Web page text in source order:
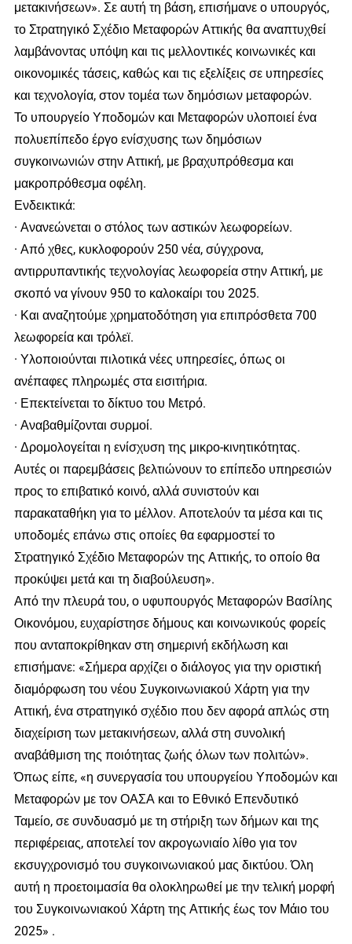
μετακινήσεων». Σε αυτή τη βάση, επισήμανε ο υπουργός,
το Στρατηγικό Σχέδιο Μεταφορών Αττικής θα αναπτυχθεί
λαμβάνοντας υπόψη και τις μελλοντικές κοινωνικές και
οικονομικές τάσεις, καθώς και τις εξελίξεις σε υπηρεσίες
και τεχνολογία, στον τομέα των δημόσιων μεταφορών.
Το υπουργείο Υποδομών και Μεταφορών υλοποιεί ένα
πολυεπίπεδο έργο ενίσχυσης των δημόσιων
συγκοινωνιών στην Αττική, με βραχυπρόθεσμα και
μακροπρόθεσμα οφέλη.
Ενδεικτικά:
· Ανανεώνεται ο στόλος των αστικών λεωφορείων.
· Από χθες, κυκλοφορούν 250 νέα, σύγχρονα,
αντιρρυπαντικής τεχνολογίας λεωφορεία στην Αττική, με
σκοπό να γίνουν 950 το καλοκαίρι του 2025.
· Και αναζητούμε χρηματοδότηση για επιπρόσθετα 700
λεωφορεία και τρόλεϊ.
· Υλοποιούνται πιλοτικά νέες υπηρεσίες, όπως οι
ανέπαφες πληρωμές στα εισιτήρια.
· Επεκτείνεται το δίκτυο του Μετρό.
· Αναβαθμίζονται συρμοί.
· Δρομολογείται η ενίσχυση της μικρο-κινητικότητας.
Αυτές οι παρεμβάσεις βελτιώνουν το επίπεδο υπηρεσιών
προς το επιβατικό κοινό, αλλά συνιστούν και
παρακαταθήκη για το μέλλον. Αποτελούν τα μέσα και τις
υποδομές επάνω στις οποίες θα εφαρμοστεί το
Στρατηγικό Σχέδιο Μεταφορών της Αττικής, το οποίο θα
προκύψει μετά και τη διαβούλευση».
Από την πλευρά του, ο υφυπουργός Μεταφορών Βασίλης
Οικονόμου, ευχαρίστησε δήμους και κοινωνικούς φορείς
που ανταποκρίθηκαν στη σημερινή εκδήλωση και
επισήμανε: «Σήμερα αρχίζει ο διάλογος για την οριστική
διαμόρφωση του νέου Συγκοινωνιακού Χάρτη για την
Αττική, ένα στρατηγικό σχέδιο που δεν αφορά απλώς στη
διαχείριση των μετακινήσεων, αλλά στη συνολική
αναβάθμιση της ποιότητας ζωής όλων των πολιτών».
Όπως είπε, «η συνεργασία του υπουργείου Υποδομών και
Μεταφορών με τον ΟΑΣΑ και το Εθνικό Επενδυτικό
Ταμείο, σε συνδυασμό με τη στήριξη των δήμων και της
περιφέρειας, αποτελεί τον ακρογωνιαίο λίθο για τον
εκσυγχρονισμό του συγκοινωνιακού μας δικτύου. Όλη
αυτή η προετοιμασία θα ολοκληρωθεί με την τελική μορφή
του Συγκοινωνιακού Χάρτη της Αττικής έως τον Μάιο του
2025» .